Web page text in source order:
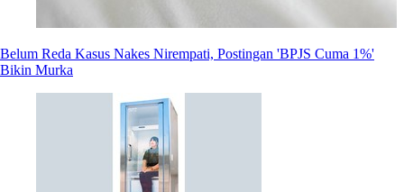
Belum Reda Kasus Nakes Nirempati, Postingan 'BPJS Cuma 1%'
Bikin Murka